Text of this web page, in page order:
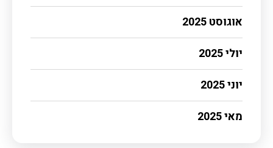
אוגוסט 2025
יולי 2025
יוני 2025
מאי 2025